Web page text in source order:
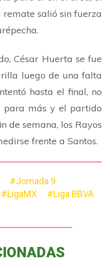
remate salió sin fuerza
César Huerta se fue
luego de una falta
hasta el final, no
para más y el partido
de semana, los Rayos
frente a Santos.
#Jornada 9
#LigaMX #Liga BBVA